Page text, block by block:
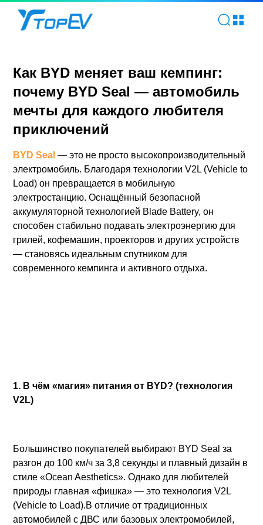
Как BYD меняет ваш кемпинг:
почему BYD Seal — автомобиль
мечты для каждого любителя
приключений
BYD Seal— это не просто высокопроизводительный
электромобиль. Благодаря технологии V2L (Vehicle to
Load) он превращается в мобильную
электростанцию. Оснащённый безопасной
аккумуляторной технологией Blade Battery, он
способен стабильно подавать электроэнергию для
грилей, кофемашин, проекторов и других устройств
— становясь идеальным спутником для
современного кемпинга и активного отдыха.
1. В чём «магия» питания от BYD? (технология
V2L)
Большинство покупателей выбирают BYD Seal за
разгон до 100 км/ч за 3,8 секунды и плавный дизайн в
стиле «Ocean Aesthetics». Однако для любителей
природы главная «фишка» — это технология V2L
(Vehicle to Load).В отличие от традиционных
автомобилей с ДВС или базовых электромобилей,